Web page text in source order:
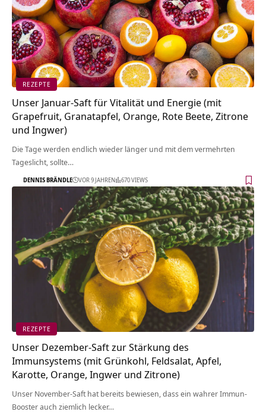
REZEPTE
Unser Januar-Saft für Vitalität und Energie (mit
Grapefruit, Granatapfel, Orange, Rote Beete, Zitrone
und Ingwer)
Die Tage werden endlich wieder länger und mit dem vermehrten
Tageslicht, sollte…
DENNIS BRÄNDLE VOR 9 JAHREN 670 VIEWS
REZEPTE
Unser Dezember-Saft zur Stärkung des
Immunsystems (mit Grünkohl, Feldsalat, Apfel,
Karotte, Orange, Ingwer und Zitrone)
Unser November-Saft hat bereits bewiesen, dass ein wahrer Immun-
Booster auch ziemlich lecker…